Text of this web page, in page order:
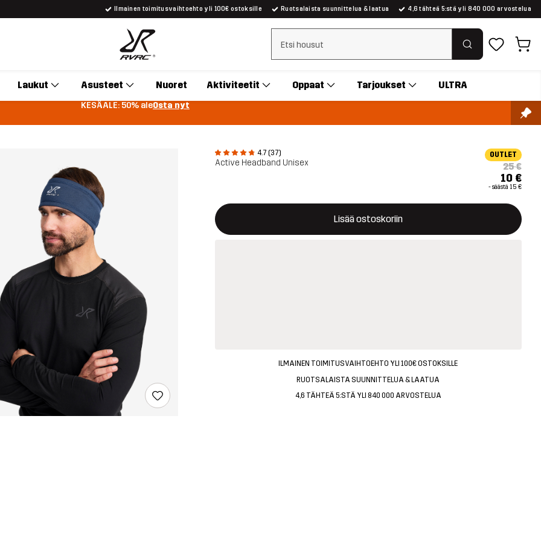
Ilmainen toimitusvaihtoehto yli 100€ ostoksille Ruotsalaista suunnittelua & laatua 4,6 tähteä 5:stä yli 840 000 arvostelua
Tyhjennä haku
Laukut Asusteet Nuoret Aktiviteetit Oppaat Tarjoukset ULTRA
KESÄALE: 50% aleOsta nyt
4.7 (37)
Active Headband Unisex
OUTLET
25 €
10 €
- säästä 15 €
Lisää ostoskoriin
Tämä painike avaa ikkunan, joka vahvistaa uuden tuotteen ostoskorissa
{{size}} ei saatavilla
ILMAINEN TOIMITUSVAIHTOEHTO YLI 100€ OSTOKSILLE
RUOTSALAISTA SUUNNITTELUA & LAATUA
4,6 TÄHTEÄ 5:STÄ YLI 840 000 ARVOSTELUA